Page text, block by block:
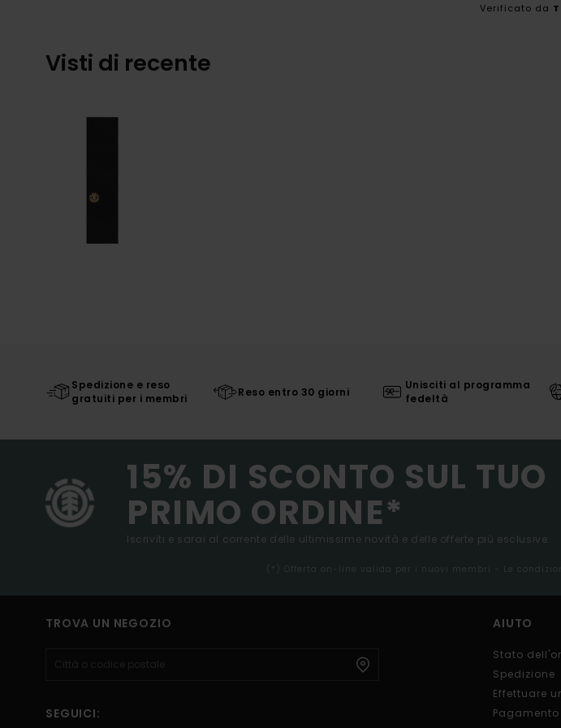
Verificato da
Visti di recente
Spedizione e reso
gratuiti per i membri
Reso entro 30 giorni
Unisciti al programma
fedeltà
15% DI SCONTO SUL TUO
PRIMO ORDINE*
Iscriviti e sarai al corrente delle ultimissime novità e delle offerte più esclusive.
(*) Offerta on-line valida per i nuovi membri - Le
TROVA UN NEGOZIO
SEGUICI:
AIUTO
Stato
Spedizione
Effettuare
Pagamento